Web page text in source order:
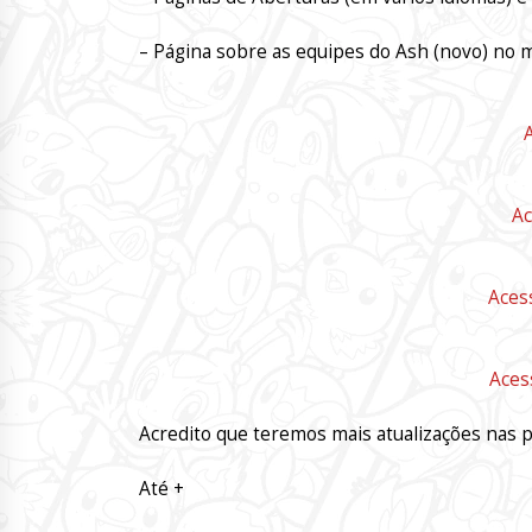
– Página sobre as equipes do Ash (novo) no
Acredito que teremos mais atualizações nas
Até +